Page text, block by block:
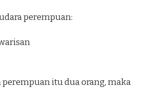
perempuan:
perempuan itu dua orang, maka